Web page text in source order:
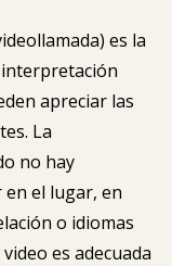
es la
apreciar las
La
no hay
el lugar, en
o idiomas
es adecuada